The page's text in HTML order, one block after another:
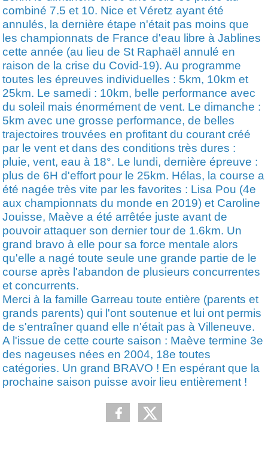
combiné 7.5 et 10. Nice et Véretz ayant été
annulés, la dernière étape n'était pas moins que
les championnats de France d'eau libre à Jablines
cette année (au lieu de St Raphaël annulé en
raison de la crise du Covid-19). Au programme
toutes les épreuves individuelles : 5km, 10km et
25km. Le samedi : 10km, belle performance avec
du soleil mais énormément de vent. Le dimanche :
5km avec une grosse performance, de belles
trajectoires trouvées en profitant du courant créé
par le vent et dans des conditions très dures :
pluie, vent, eau à 18°. Le lundi, dernière épreuve :
plus de 6H d'effort pour le 25km. Hélas, la course a
été nagée très vite par les favorites : Lisa Pou (4e
aux championnats du monde en 2019) et Caroline
Jouisse, Maève a été arrêtée juste avant de
pouvoir attaquer son dernier tour de 1.6km. Un
grand bravo à elle pour sa force mentale alors
qu'elle a nagé toute seule une grande partie de le
course après l'abandon de plusieurs concurrentes
et concurrents.
Merci à la famille Garreau toute entière (parents et
grands parents) qui l'ont soutenue et lui ont permis
de s'entraîner quand elle n'était pas à Villeneuve.
A l'issue de cette courte saison : Maève termine 3e
des nageuses nées en 2004, 18e toutes
catégories. Un grand BRAVO ! En espérant que la
prochaine saison puisse avoir lieu entièrement !